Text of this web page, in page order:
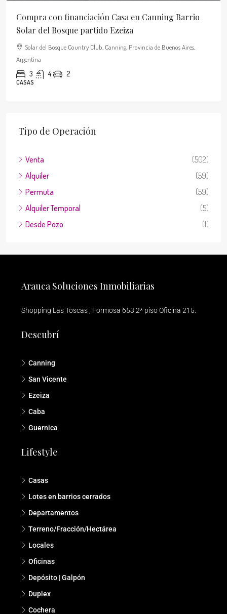
Compra con financiación Casa en Canning Barrio
Solar del Bosque partido Ezeiza
Solar del Bosque Country Club, Canning, Provincia de Buenos Aires,
Argentina
3 4 2
CASAS
Tipo de Operación
Venta
(502)
Alquiler
(59)
Permuta
(59)
Alquiler Temporal
(5)
Desde Pozo
(1)
Arauca Soluciones Inmobiliarias
Shopping Las Toscas , Formosa 653 2* piso Oficina 215.
Descubrí
Canning
San Vicente
Ezeiza
Caba
Guernica
Lifestyle
Casas
Lotes en barrios cerrados
Departamentos
Terreno/Fracción/Hectárea
Locales
Oficinas
Depósito | Galpón
Duplex
Cochera